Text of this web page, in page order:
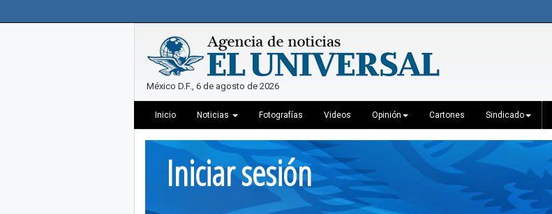
México D.F., 6 de agosto de 2026
Inicio Noticias Fotografías Videos Opinión Cartones Sindicado
Iniciar sesión